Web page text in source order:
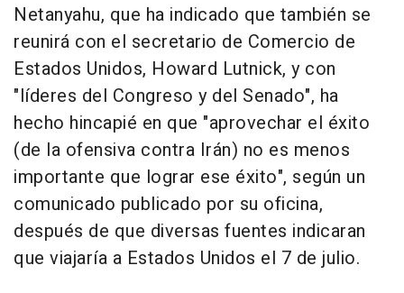
Netanyahu, que ha indicado que también se
reunirá con el secretario de Comercio de
Estados Unidos, Howard Lutnick, y con
"líderes del Congreso y del Senado", ha
hecho hincapié en que "aprovechar el éxito
(de la ofensiva contra Irán) no es menos
importante que lograr ese éxito", según un
comunicado publicado por su oficina,
después de que diversas fuentes indicaran
que viajaría a Estados Unidos el 7 de julio.